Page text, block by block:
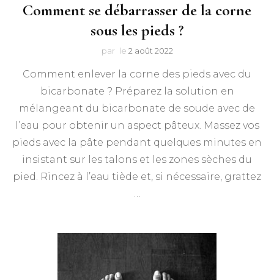
Comment se débarrasser de la corne
sous les pieds ?
par le 2 août 2022
Comment enlever la corne des pieds avec du
bicarbonate ? Préparez la solution en
mélangeant du bicarbonate de soude avec de
l’eau pour obtenir un aspect pâteux. Massez vos
pieds avec la pâte pendant quelques minutes en
insistant sur les talons et les zones sèches du
pied. Rincez à l’eau tiède et, si nécessaire, grattez
…